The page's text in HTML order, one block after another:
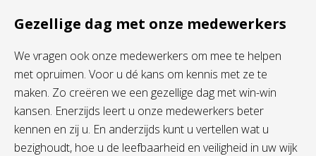
Gezellige dag met onze medewerkers
We vragen ook onze medewerkers om mee te helpen
met opruimen. Voor u dé kans om kennis met ze te
maken. Zo creëren we een gezellige dag met win-win
kansen. Enerzijds leert u onze medewerkers beter
kennen en zij u. En anderzijds kunt u vertellen wat u
bezighoudt, hoe u de leefbaarheid en veiligheid in uw wijk